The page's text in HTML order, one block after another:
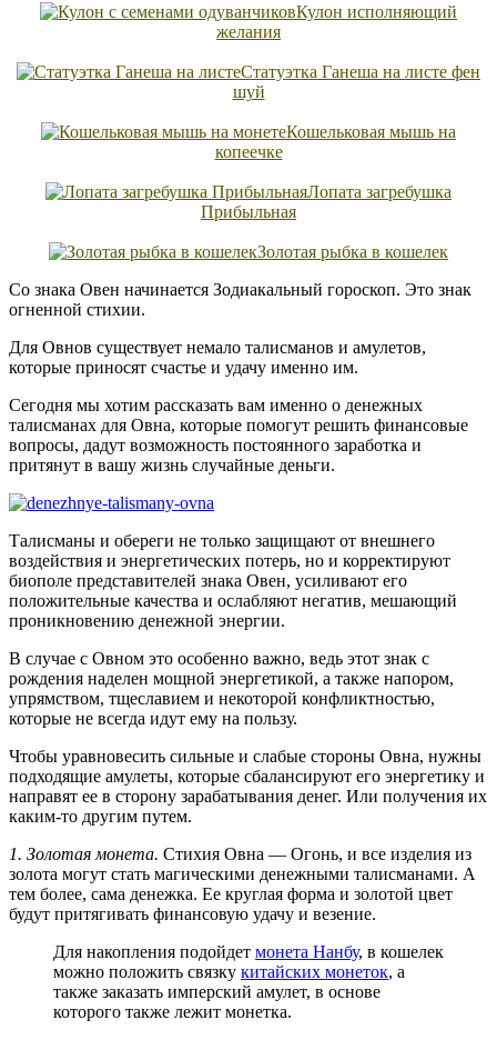
Кулон исполняющий
желания
Статуэтка Ганеша на листе фен
шуй
Кошельковая мышь на
копеечке
Лопата загребушка
Прибыльная
Золотая рыбка в кошелек
Со знака Овен начинается Зодиакальный гороскоп. Это знак
огненной стихии.
Для Овнов существует немало талисманов и амулетов,
которые приносят счастье и удачу именно им.
Сегодня мы хотим рассказать вам именно о денежных
талисманах для Овна, которые помогут решить финансовые
вопросы, дадут возможность постоянного заработка и
притянут в вашу жизнь случайные деньги.
Талисманы и обереги не только защищают от внешнего
воздействия и энергетических потерь, но и корректируют
биополе представителей знака Овен, усиливают его
положительные качества и ослабляют негатив, мешающий
проникновению денежной энергии.
В случае с Овном это особенно важно, ведь этот знак с
рождения наделен мощной энергетикой, а также напором,
упрямством, тщеславием и некоторой конфликтностью,
которые не всегда идут ему на пользу.
Чтобы уравновесить сильные и слабые стороны Овна, нужны
подходящие амулеты, которые сбалансируют его энергетику и
направят ее в сторону зарабатывания денег. Или получения их
каким-то другим путем.
1. Золотая монета. Стихия Овна — Огонь, и все изделия из
золота могут стать магическими денежными талисманами. А
тем более, сама денежка. Ее круглая форма и золотой цвет
будут притягивать финансовую удачу и везение.
Для накопления подойдет монета Нанбу, в кошелек
можно положить связку китайских монеток, а
также заказать имперский амулет, в основе
которого также лежит монетка.